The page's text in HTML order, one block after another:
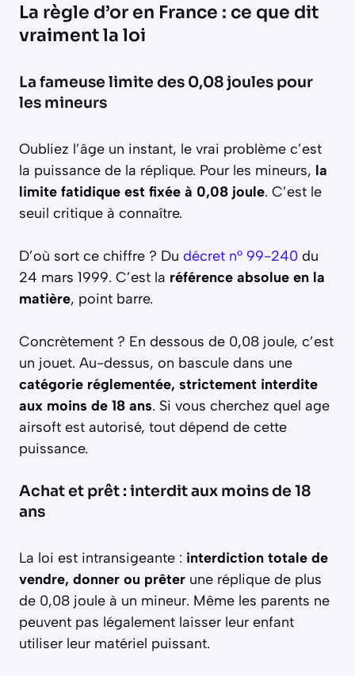
La règle d’or en France : ce que dit
vraiment la loi
La fameuse limite des 0,08 joules pour
les mineurs
Oubliez l’âge un instant, le vrai problème c’est
la puissance de la réplique. Pour les mineurs, la
limite fatidique est fixée à 0,08 joule. C’est le
seuil critique à connaître.
D’où sort ce chiffre ? Du décret n° 99-240 du
24 mars 1999. C’est la référence absolue en la
matière, point barre.
Concrètement ? En dessous de 0,08 joule, c’est
un jouet. Au-dessus, on bascule dans une
catégorie réglementée, strictement interdite
aux moins de 18 ans. Si vous cherchez quel age
airsoft est autorisé, tout dépend de cette
puissance.
Achat et prêt : interdit aux moins de 18
ans
La loi est intransigeante : interdiction totale de
vendre, donner ou prêter une réplique de plus
de 0,08 joule à un mineur. Même les parents ne
peuvent pas légalement laisser leur enfant
utiliser leur matériel puissant.